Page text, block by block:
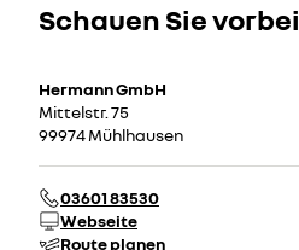
Schauen Sie vorbei
Hermann GmbH
Mittelstr. 75
99974 Mühlhausen
03601 83530
Webseite
Route planen